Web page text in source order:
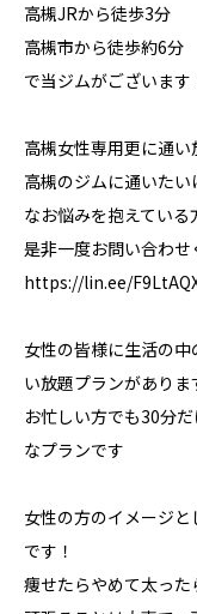
高槻JRから徒歩3分
高槻市から徒歩約6分
で当ジムがございます
高槻女性専用更に通い
高槻のジムに通いた
なお悩みを抱えている
是非一度お問い合わせ
https://lin.ee/
女性の皆様に生活の
い放題プランがありま
お忙しい方でも30分
なプランです
女性の方のイメージ
です！
痩せたらやめて太った